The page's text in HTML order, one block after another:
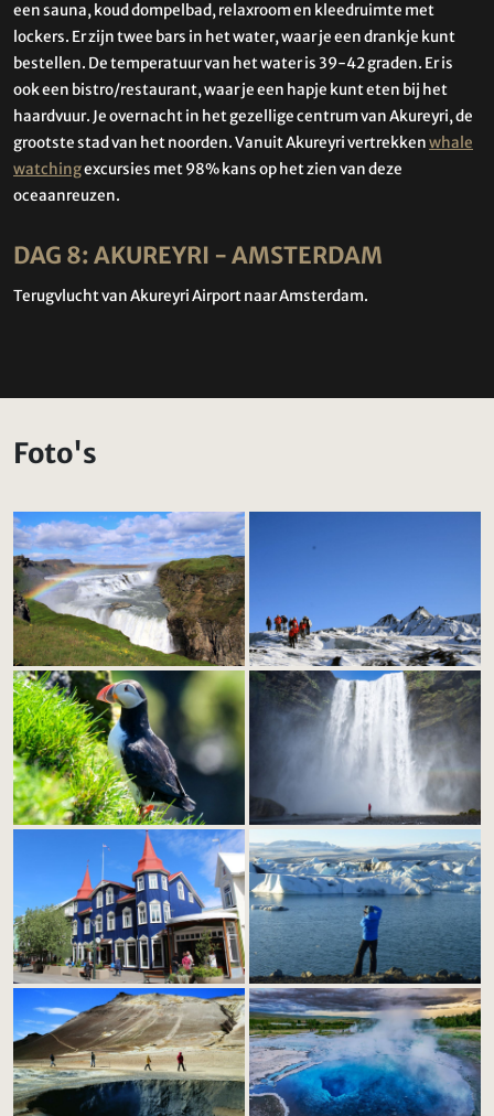
een sauna, koud dompelbad, relaxroom en kleedruimte met
lockers. Er zijn twee bars in het water, waar je een drankje kunt
bestellen. De temperatuur van het water is 39-42 graden. Er is
ook een bistro/restaurant, waar je een hapje kunt eten bij het
haardvuur. Je overnacht in het gezellige centrum van Akureyri, de
grootste stad van het noorden. Vanuit Akureyri vertrekkenwhale
watchingexcursies met 98% kans op het zien van deze
oceaanreuzen.
DAG 8: AKUREYRI - AMSTERDAM
Terugvlucht van Akureyri Airport naar Amsterdam.
Foto's